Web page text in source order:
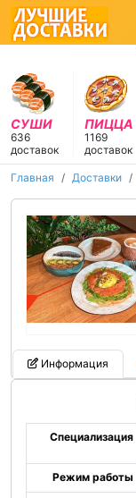
СУШИ
636
доставок
ПИЦЦА
1169
доставок
Главная Доставки
Информация
Специализация
Режим работы